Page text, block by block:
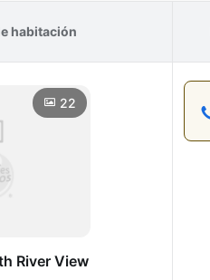
habitación
22
River View